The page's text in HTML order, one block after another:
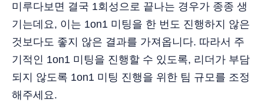
미루다보면 결국 1회성으로 끝나는 경우가 종종 생
기는데요, 이는 1on1 미팅을 한 번도 진행하지 않은
것보다도 좋지 않은 결과를 가져옵니다. 따라서 주
기적인 1on1 미팅을 진행할 수 있도록, 리더가 부담
되지 않도록 1on1 미팅 진행을 위한 팀 규모를 조정
해주세요.